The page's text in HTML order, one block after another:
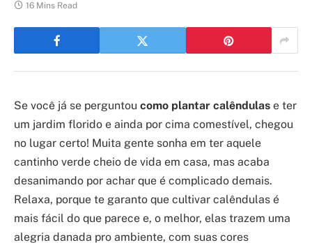
16 Mins Read
Se você já se perguntou como plantar calêndulas e ter
um jardim florido e ainda por cima comestível, chegou
no lugar certo! Muita gente sonha em ter aquele
cantinho verde cheio de vida em casa, mas acaba
desanimando por achar que é complicado demais.
Relaxa, porque te garanto que cultivar calêndulas é
mais fácil do que parece e, o melhor, elas trazem uma
alegria danada pro ambiente, com suas cores